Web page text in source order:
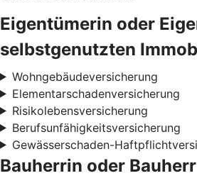
Eigentümerin oder
selbstgenutzten
Wohngebäudeversicherung
Elementarschadenversicherung
Risikolebensversicherung
Berufsunfähigkeitsversicherung
Gewässerschaden-
Bauherrin oder Bauherr